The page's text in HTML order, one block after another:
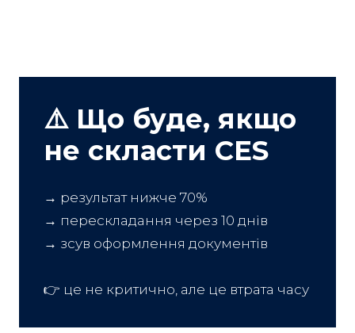
⚠️ Що буде, якщо
не скласти CES
→ результат нижче 70%
→ перескладання через 10 днів
→ зсув оформлення документів
👉 це не критично, але це втрата часу